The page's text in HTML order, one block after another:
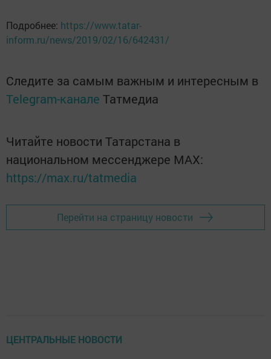
Подробнее: https://www.tatar-
inform.ru/news/2019/02/16/642431/
Следите за самым важным и интересным в
Telegram-канале Татмедиа
Читайте новости Татарстана в
национальном мессенджере MАХ:
https://max.ru/tatmedia
Перейти на страницу новости
ЦЕНТРАЛЬНЫЕ НОВОСТИ